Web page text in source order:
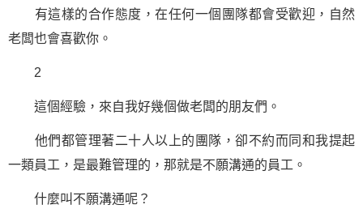
有這樣的合作態度，在任何一個團隊都會受歡迎，自然
老闆也會喜歡你。
2
這個經驗，來自我好幾個做老闆的朋友們。
他們都管理著二十人以上的團隊，卻不約而同和我提起
一類員工，是最難管理的，那就是不願溝通的員工。
什麼叫不願溝通呢？